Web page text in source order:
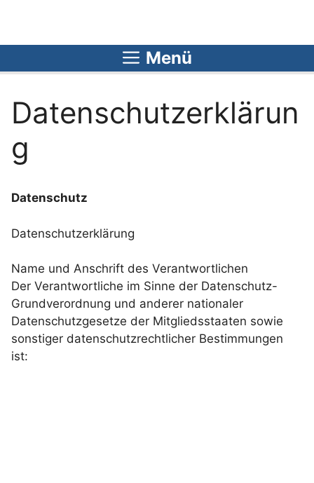
springen
Menü
Datenschutzerklärun
g
Datenschutz
Datenschutzerklärung
Name und Anschrift des Verantwortlichen
Der Verantwortliche im Sinne der Datenschutz-
Grundverordnung und anderer nationaler
Datenschutzgesetze der Mitgliedsstaaten sowie
sonstiger datenschutzrechtlicher Bestimmungen
ist: